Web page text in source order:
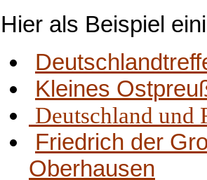
Hier als Beispiel
Kleines
Deutschland und
Friedrich der
Oberhausen